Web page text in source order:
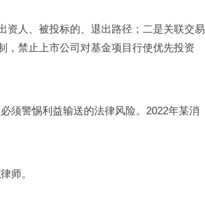
资人、被投标的、退出路径；二是关联交易
，禁止上市公司对基金项目行使优先投资
须警惕利益输送的法律风险。2022年某消
律师。